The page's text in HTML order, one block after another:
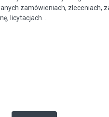
zamówieniach, zleceniach,
licytacjach...